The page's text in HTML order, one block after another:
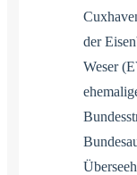
der
Weser